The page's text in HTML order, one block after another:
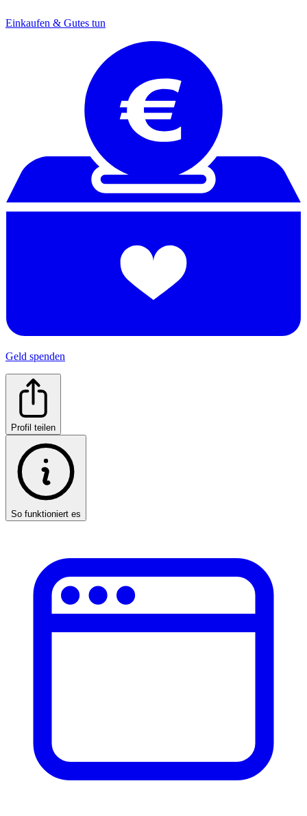
Einkaufen & Gutes tun
Geld spenden
Profil teilen
So funktioniert es